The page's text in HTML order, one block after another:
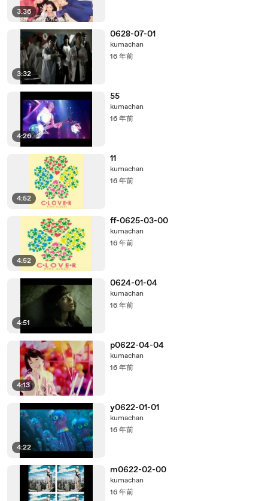
3:36
3:32
0628-07-01
kumachan
16 年前
4:26
55
kumachan
16 年前
4:52
11
kumachan
16 年前
4:52
ff-0625-03-00
kumachan
16 年前
4:51
0624-01-04
kumachan
16 年前
4:13
p0622-04-04
kumachan
16 年前
4:22
y0622-01-01
kumachan
16 年前
m0622-02-00
kumachan
16 年前